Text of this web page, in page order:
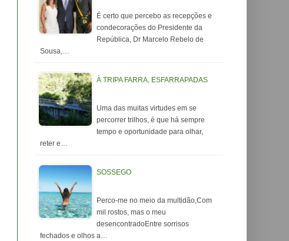
É certo que percebo as recepções e
condecorações do Presidente da
República, Dr Marcelo Rebelo de
Sousa,…
À TRIPA FARRA, ESFARRAPADAS
Uma das muitas virtudes em se
percorrer trilhos, é que há sempre
tempo e oportunidade para olhar,
reter e…
SOSSEGO
Perco-me no meio da multidão,Com
mil rostos, mas o meu
desencontradoEntre sorrisos
fechados e olhos a…